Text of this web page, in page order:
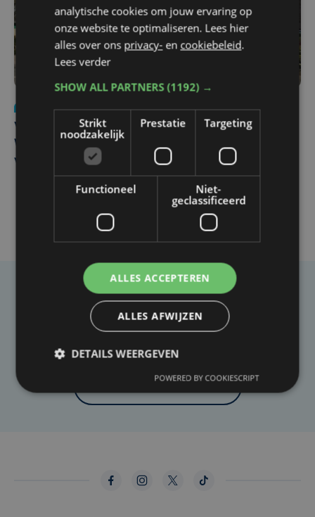
Nieuws
wo 5 augustus | 11:57
Vier Oostendse gynaecologen versterken dienst in AZ
West, dat ook een nieuwe voltijdse gynaecoloog
verwelkomt
Taalfout opgemerkt?
Heb je een taal- of schrijffout opgemerkt in dit
analytische cookies om jouw ervaring op
onze website te optimaliseren. Lees hier
alles over ons privacy- en cookiebeleid.
Lees verder
SHOW ALL PARTNERS(1192) →
Strikt
noodzakelijk
Prestatie Targeting
Functioneel
Niet-
geclassificeerd
ALLES ACCEPTEREN
ALLES AFWIJZEN
DETAILS WEERGEVEN
POWERED BY COOKIESCRIPT